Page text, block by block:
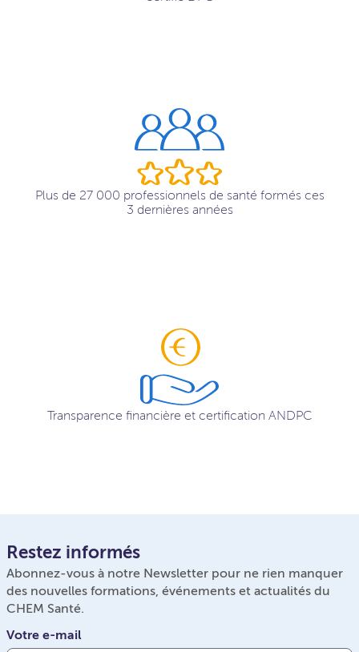
Plus de 27 000 professionnels de santé formés ces
3 dernières années
Transparence financière et certification ANDPC
Restez informés
Abonnez-vous à notre Newsletter pour ne rien manquer
des nouvelles formations, événements et actualités du
CHEM Santé.
Votre e-mail